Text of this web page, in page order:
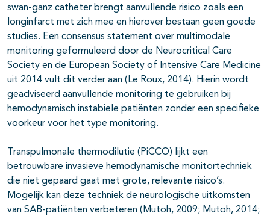
swan-ganz catheter brengt aanvullende risico zoals een
longinfarct met zich mee en hierover bestaan geen goede
studies. Een consensus statement over multimodale
monitoring geformuleerd door de Neurocritical Care
Society en de European Society of Intensive Care Medicine
uit 2014 vult dit verder aan (Le Roux, 2014). Hierin wordt
geadviseerd aanvullende monitoring te gebruiken bij
hemodynamisch instabiele patiënten zonder een specifieke
voorkeur voor het type monitoring.
Transpulmonale thermodilutie (PiCCO) lijkt een
betrouwbare invasieve hemodynamische monitortechniek
die niet gepaard gaat met grote, relevante risico’s.
Mogelijk kan deze techniek de neurologische uitkomsten
van SAB-patiënten verbeteren (Mutoh, 2009; Mutoh, 2014;